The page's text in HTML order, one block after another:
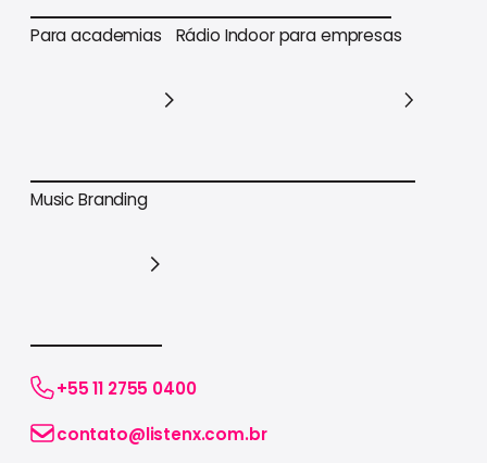
Para varejo em geral Para supermercados
Para academias
Para academias
Rádio Indoor para empresas
Music Branding
+55 11 2755 0400
contato@listenx.com.br